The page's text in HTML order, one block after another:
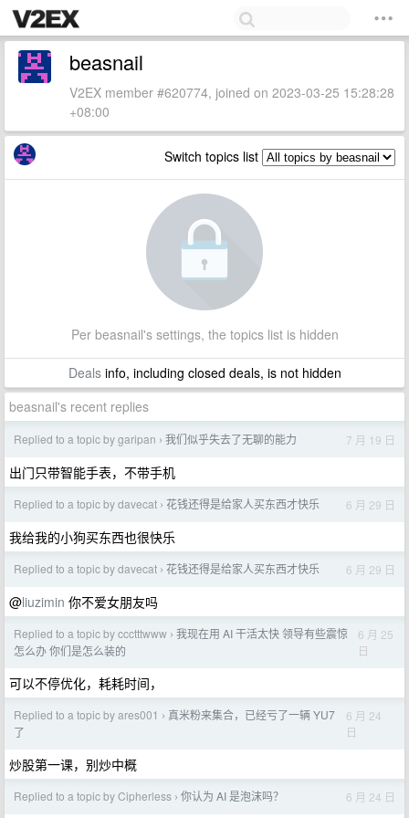
beasnail
V2EX member #620774, joined on 2023-03-25 15:28:28
+08:00
Switch topics list
Per beasnail's settings, the topics list is hidden
Dealsinfo, including closed deals, is not hidden
beasnail's recent replies
Replied to a topic by garipan › 我们似乎失去了无聊的能力 7 月 19 日
出门只带智能手表，不带手机
Replied to a topic by davecat › 花钱还得是给家人买东西才快乐 6 月 29 日
我给我的小狗买东西也很快乐
Replied to a topic by davecat › 花钱还得是给家人买东西才快乐 6 月 29 日
@liuzimin 你不爱女朋友吗
Replied to a topic by ccctttwww › 我现在用 AI 干活太快 领导有些震惊
怎么办 你们是怎么装的
6 月 25
日
可以不停优化，耗耗时间，
Replied to a topic by ares001 › 真米粉来集合，已经亏了一辆 YU7
了
6 月 24
日
炒股第一课，别炒中概
Replied to a topic by Cipherless › 你认为 AI 是泡沫吗？ 6 月 24 日